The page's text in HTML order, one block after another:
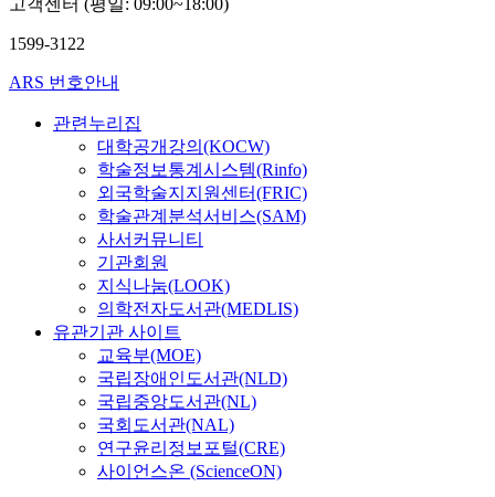
고객센터 (평일: 09:00~18:00)
1599-3122
ARS 번호안내
관련누리집
대학공개강의(KOCW)
학술정보통계시스템(Rinfo)
외국학술지지원센터(FRIC)
학술관계분석서비스(SAM)
사서커뮤니티
기관회원
지식나눔(LOOK)
의학전자도서관(MEDLIS)
유관기관 사이트
교육부(MOE)
국립장애인도서관(NLD)
국립중앙도서관(NL)
국회도서관(NAL)
연구윤리정보포털(CRE)
사이언스온 (ScienceON)